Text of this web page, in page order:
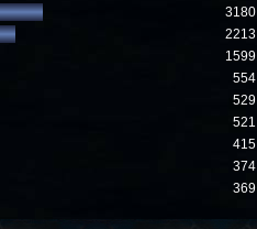
3180
2213
1599
554
529
521
415
374
369